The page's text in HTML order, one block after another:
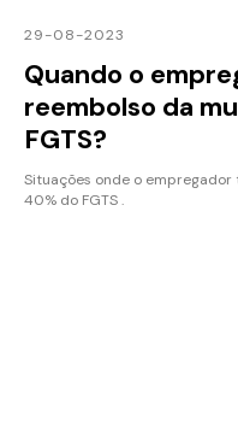
29-08-2023
Quando o
reembolso da
FGTS?
Situações onde o
40% do FGTS .